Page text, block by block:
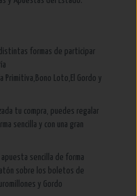
formas de participar
Primitiva,Bono Loto,El Gordo y
tu compra, puedes regalar
sencilla y con una gran
sencilla de forma
sobre los boletos de
y Gordo